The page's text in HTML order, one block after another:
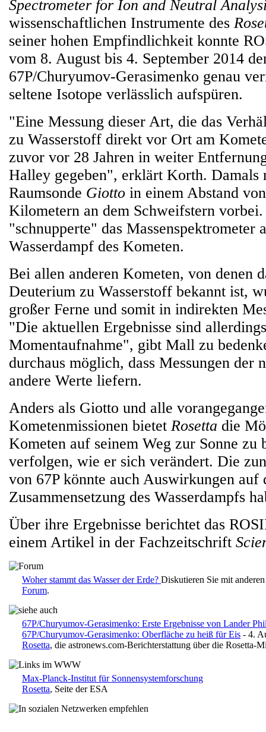
Spectrometer for Ion and Neutral
wissenschaftlichen Instrumente des
seiner hohen Empfindlichkeit konnte
vom 8. August bis 4. September 2014
67P/Churyumov-Gerasimenko genau
seltene Isotope verlässlich aufspüren.
"Eine Messung dieser Art, die das
zu Wasserstoff direkt vor Ort am
zuvor vor 28 Jahren in weiter
Halley gegeben", erklärt Korth. Damals
Raumsonde Giotto in einem Abstand
Kilometern an dem Schweifstern
"schnupperte" das Massenspektrometer
Wasserdampf des Kometen.
Bei allen anderen Kometen, von denen
Deuterium zu Wasserstoff bekannt ist,
großer Ferne und somit in indirekten
"Die aktuellen Ergebnisse sind
Momentaufnahme", gibt Mall zu
durchaus möglich, dass Messungen der
andere Werte liefern.
Anders als Giotto und alle
Kometenmissionen bietet Rosetta die
Kometen auf seinem Weg zur Sonne zu
verfolgen, wie er sich verändert. Die
von 67P könnte auch Auswirkungen auf
Zusammensetzung des Wasserdampfs
Über ihre Ergebnisse berichtet das
einem Artikel in der Fachzeitschrift
Woher stammt das Wasser der Erde? Diskutieren Sie mit
Forum.
67P/Churyumov-Gerasimenko: Erste Ergebnisse von Lander
67P/Churyumov-Gerasimenko: Oberfläche zu heiß für Eis - 4.
Rosetta, die astronews.com-Berichterstattung über die Rosetta-
Max-Planck-Institut für Sonnensystemforschung
Rosetta, Seite der ESA